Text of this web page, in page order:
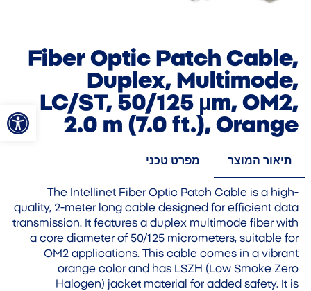
פתח
Fiber Optic Patch Cable,
Duplex, Multimode,
LC/ST, 50/125 µm, OM2,
2.0 m (7.0 ft.), Orange
תיאור המוצר מפרט טכני
The Intellinet Fiber Optic Patch Cable is a high-
quality, 2-meter long cable designed for efficient data
transmission. It features a duplex multimode fiber with
a core diameter of 50/125 micrometers, suitable for
OM2 applications. This cable comes in a vibrant
orange color and has LSZH (Low Smoke Zero
Halogen) jacket material for added safety. It is